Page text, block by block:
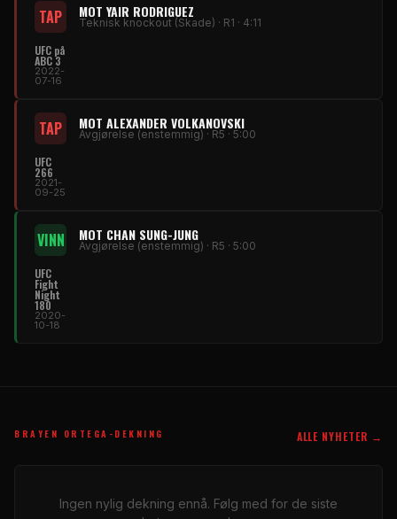
TAP MOT YAIR RODRIGUEZ
Teknisk knockout (Skade) · R1 · 4:11
UFC på
ABC 3
2022-
07-16
TAP MOT ALEXANDER VOLKANOVSKI
Avgjørelse (enstemmig) · R5 · 5:00
UFC
266
2021-
09-25
VINN MOT CHAN SUNG-JUNG
Avgjørelse (enstemmig) · R5 · 5:00
UFC
Fight
Night
180
2020-
10-18
BRAYEN ORTEGA-DEKNING ALLE NYHETER →
Ingen nylig dekning ennå. Følg med for de siste